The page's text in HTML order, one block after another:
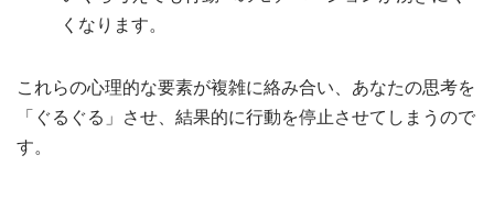
くなります。
これらの心理的な要素が複雑に絡み合い、あなたの思考を
「ぐるぐる」させ、結果的に行動を停止させてしまうので
す。